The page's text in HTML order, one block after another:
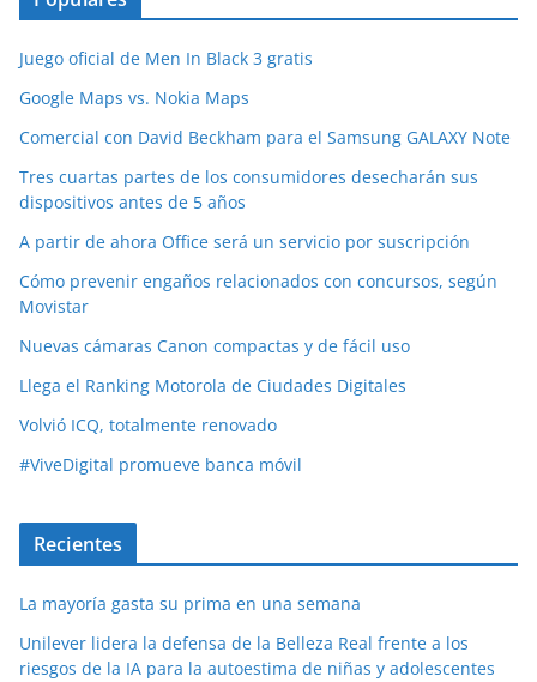
Juego oficial de Men In Black 3 gratis
Google Maps vs. Nokia Maps
Comercial con David Beckham para el Samsung GALAXY Note
Tres cuartas partes de los consumidores desecharán sus
dispositivos antes de 5 años
A partir de ahora Office será un servicio por suscripción
Cómo prevenir engaños relacionados con concursos, según
Movistar
Nuevas cámaras Canon compactas y de fácil uso
Llega el Ranking Motorola de Ciudades Digitales
Volvió ICQ, totalmente renovado
#ViveDigital promueve banca móvil
Recientes
La mayoría gasta su prima en una semana
Unilever lidera la defensa de la Belleza Real frente a los
riesgos de la IA para la autoestima de niñas y adolescentes